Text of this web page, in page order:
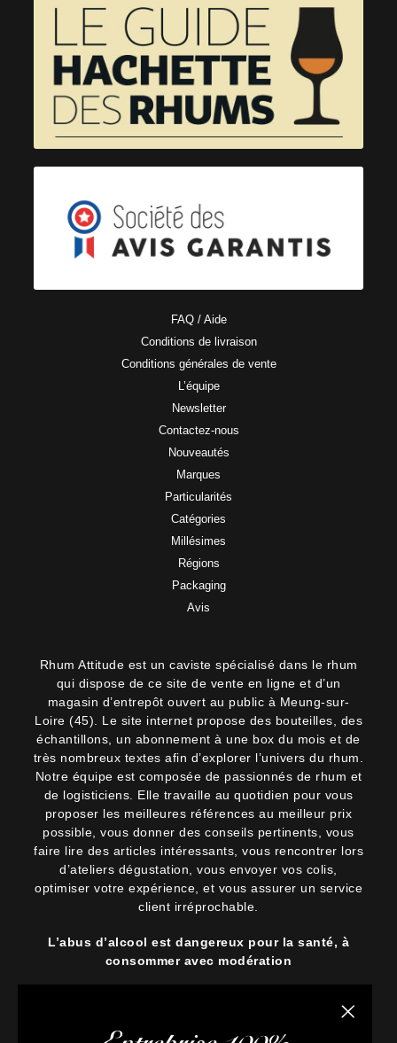
Fermer
FAQ / Aide
Conditions de livraison
Conditions générales de vente
L’équipe
Newsletter
Contactez-nous
Nouveautés
Marques
Particularités
Catégories
Millésimes
Régions
Packaging
Avis
Rhum Attitude est un caviste spécialisé dans le rhum
qui dispose de ce site de vente en ligne et d’un
magasin d’entrepôt ouvert au public à Meung-sur-
Loire (45). Le site internet propose des bouteilles, des
échantillons, un abonnement à une box du mois et de
très nombreux textes afin d’explorer l’univers du rhum.
Notre équipe est composée de passionnés de rhum et
de logisticiens. Elle travaille au quotidien pour vous
proposer les meilleures références au meilleur prix
possible, vous donner des conseils pertinents, vous
faire lire des articles intéressants, vous rencontrer lors
d’ateliers dégustation, vous envoyer vos colis,
optimiser votre expérience, et vous assurer un service
client irréprochable.
L’abus d’alcool est dangereux pour la santé, à
consommer avec modération